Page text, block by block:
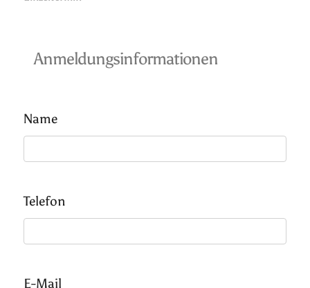
Anmeldungsinformationen
Name
Telefon
E-Mail